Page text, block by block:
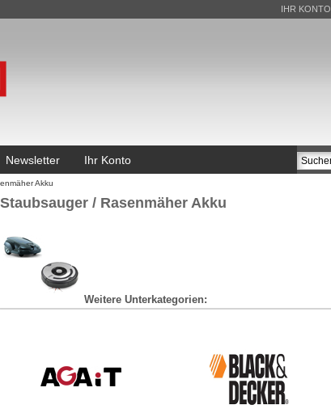
IHR KONTO
Newsletter Ihr Konto
Akku
Staubsauger / Rasenmäher Akku
Weitere Unterkategorien: